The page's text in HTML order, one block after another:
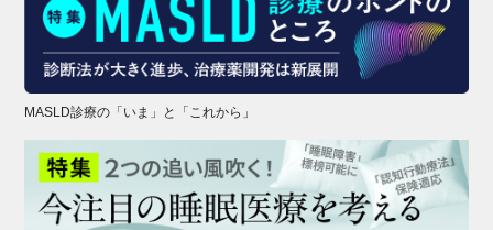
MASLD診療の「いま」と「これから」